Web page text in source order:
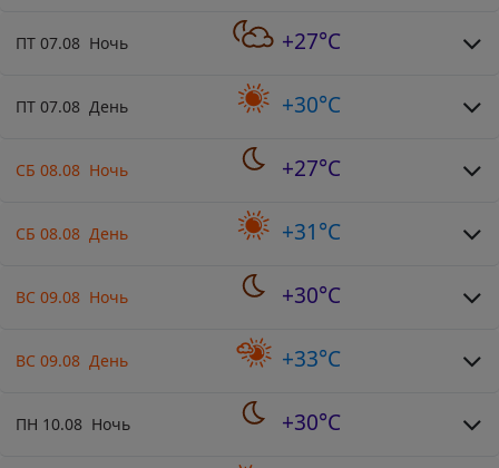
ПТ 07.08 Ночь +27°C
ПТ 07.08 День +30°C
СБ 08.08 Ночь +27°C
СБ 08.08 День +31°C
ВС 09.08 Ночь +30°C
ВС 09.08 День +33°C
ПН 10.08 Ночь +30°C